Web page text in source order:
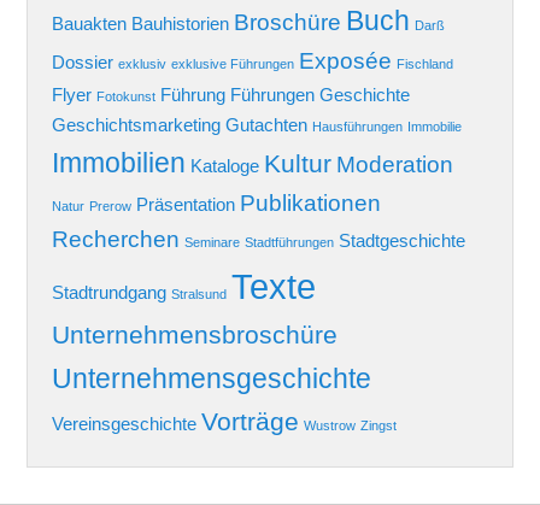
Bauakten Bauhistorien Broschüre Buch Darß
Dossier exklusiv exklusive Führungen Exposée Fischland
Flyer Fotokunst Führung Führungen Geschichte
Geschichtsmarketing Gutachten Hausführungen Immobilie
Immobilien Kataloge Kultur Moderation
Natur Prerow Präsentation Publikationen
Recherchen Seminare Stadtführungen Stadtgeschichte
Stadtrundgang Stralsund Texte
Unternehmensbroschüre
Unternehmensgeschichte
Vereinsgeschichte Vorträge Wustrow Zingst